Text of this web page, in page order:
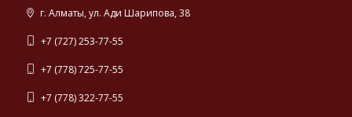
г. Алматы, ул. Ади Шарипова, 38
+7 (727) 253-77-55
+7 (778) 725-77-55
+7 (778) 322-77-55